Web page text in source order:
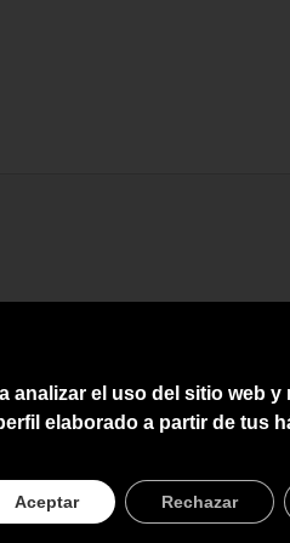
analizar el uso del sitio web
elaborado a partir de tus
Aceptar Rechazar